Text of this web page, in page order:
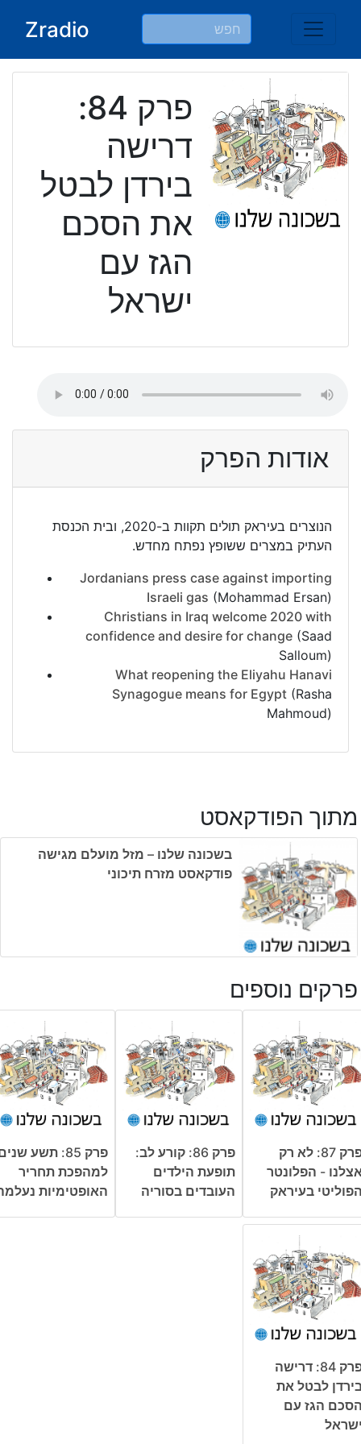
Zradio
פרק 84:
דרישה
בירדן לבטל
את הסכם
הגז עם
ישראל
אודות הפרק
הנוצרים בעיראק תולים תקוות ב-2020, ובית הכנסת
העתיק במצרים ששופץ נפתח מחדש.
Jordanians press case against importing
Israeli gas (Mohammad Ersan)
Christians in Iraq welcome 2020 with
confidence and desire for change (Saad
Salloum)
What reopening the Eliyahu Hanavi
Synagogue means for Egypt (Rasha
Mahmoud)
מתוך הפודקאסט
בשכונה שלנו – מזל מועלם מגישה
פודקאסט מזרח תיכוני
פרקים נוספים
פרק 87: לא רק
- הפלונטר
בעיראק
פרק 86: קורע לב:
תופעת הילדים
העובדים בסוריה
פרק 85: תשע
למהפכת תחריר
האופטימיות
פרק 84: דרישה
לבטל את
הגז עם